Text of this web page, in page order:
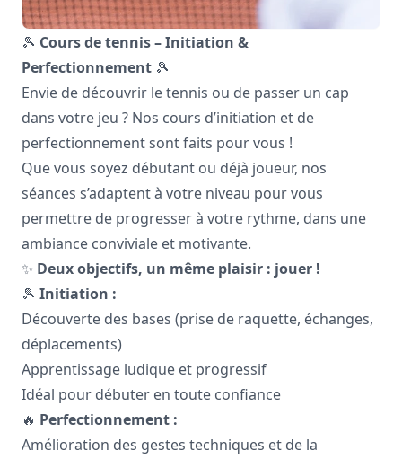
🎾 Cours de tennis – Initiation &
Perfectionnement 🎾
Envie de découvrir le tennis ou de passer un cap
dans votre jeu ? Nos cours d’initiation et de
perfectionnement sont faits pour vous !
Que vous soyez débutant ou déjà joueur, nos
séances s’adaptent à votre niveau pour vous
permettre de progresser à votre rythme, dans une
ambiance conviviale et motivante.
✨ Deux objectifs, un même plaisir : jouer !
🎾 Initiation :
Découverte des bases (prise de raquette, échanges,
déplacements)
Apprentissage ludique et progressif
Idéal pour débuter en toute confiance
🔥 Perfectionnement :
Amélioration des gestes techniques et de la